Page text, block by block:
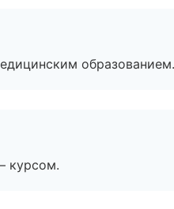
образованием.
курсом.